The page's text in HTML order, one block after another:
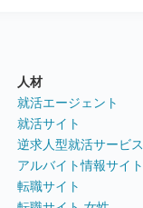
人材
就活エージェント
就活サイト
逆求人型就活サービス
アルバイト情報サイト
転職サイト